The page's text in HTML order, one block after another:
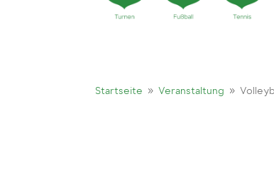
Startseite 9 Veranstaltung 9